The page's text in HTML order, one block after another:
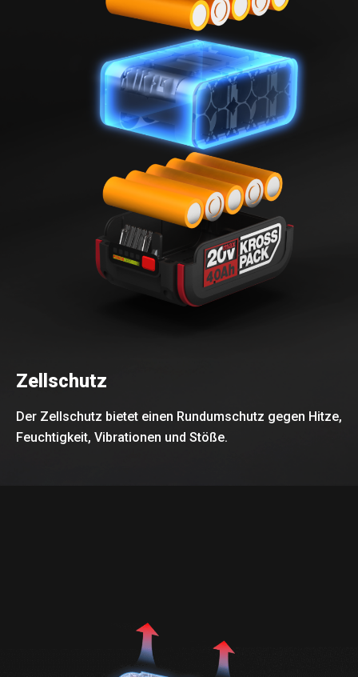
Zellschutz
Der Zellschutz bietet einen Rundumschutz gegen Hitze,
Feuchtigkeit, Vibrationen und Stöße.